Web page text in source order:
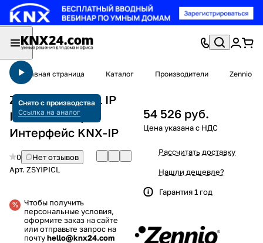
Главная страница Каталог Производители Zennio
Снято с производства
Ссылка на аналог
Zennio ZSYIPICL IP
Interface CL /
Интерфейс KNX-IP
0
Нет отзывов
Арт. ZSYIPICL
Чтобы получить
персональные условия,
оформите заказ на сайте
или отправьте запрос на
почтуhello@knx24.com
54 526 руб.
Рассчитать доставку
Нашли дешевле?
Гарантия 1 год